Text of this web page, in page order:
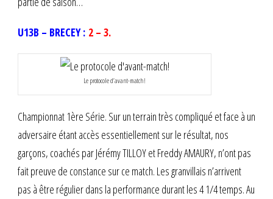
U13B – BRECEY : 2 – 3.
Le protocole d’avant-match!
Championnat 1ère Série. Sur un terrain très compliqué et face à un
adversaire étant accès essentiellement sur le résultat, nos
garçons, coachés par Jérémy TILLOY et Freddy AMAURY, n’ont pas
fait preuve de constance sur ce match. Les granvillais n’arrivent
pas à être régulier dans la performance durant les 4 1/4 temps. Au